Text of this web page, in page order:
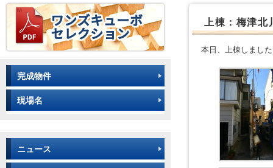
上棟：梅津北
本日、上棟しまし
完成物件
現場名
ニュース